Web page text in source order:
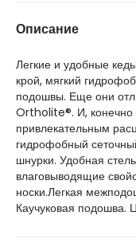
Описание
Легкие и удобные
крой, мягкий
подошвы. Еще они
Ortholite®. И, конечно
привлекательным
гидрофобный
шнурки. Удобная
влаговыводящие
носки.Легкая
Каучуковая подошва.